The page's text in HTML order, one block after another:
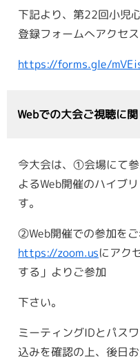
下記より、第22回小児
登録フォームへアクセス
https://forms.gle/
Webでの大会ご視聴に
今大会は、①会場にて
よるWeb開催のハイブ
す。
②Web開催での参加を
https://zoom.usにアク
する」よりご参加
下さい。
ミーティングIDとパス
込みを確認の上、後日